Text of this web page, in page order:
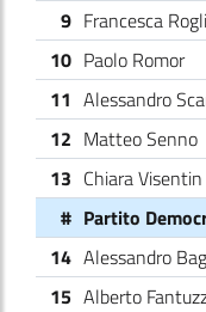
9 Francesca
10 Paolo Romor
11 Alessandro
12 Matteo Senno
13 Chiara Visentin
# Partito
14 Alessandro
15 Alberto